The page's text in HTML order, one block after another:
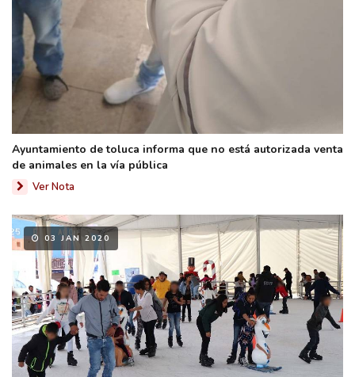
Ayuntamiento de toluca informa que no está autorizada venta
de animales en la vía pública
Ver Nota
03 JAN 2020